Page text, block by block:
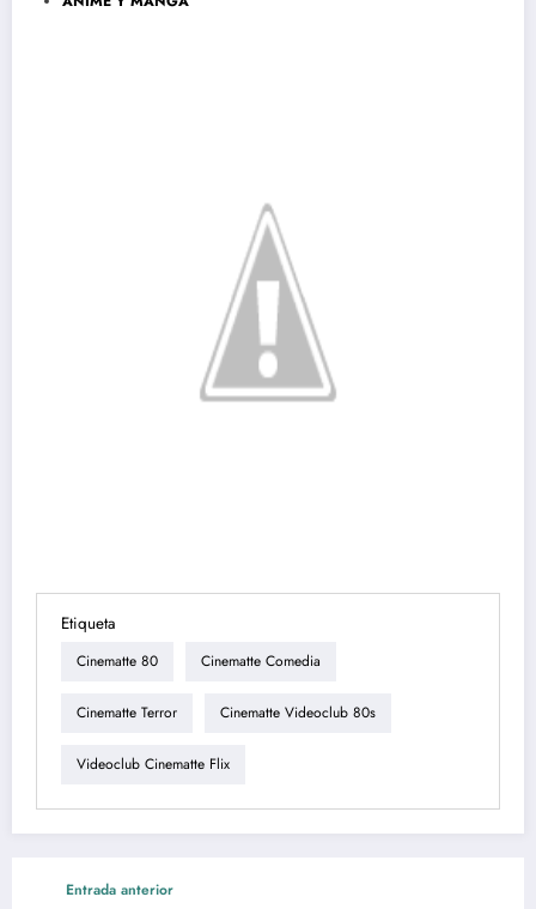
Etiqueta
Cinematte 80 Cinematte Comedia
Cinematte Terror Cinematte Videoclub 80s
Videoclub Cinematte Flix
Entrada anterior